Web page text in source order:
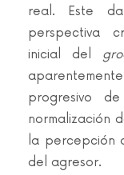
real. Este
perspectiva
inicial del
progresivo
normalización
la percepción
del agresor.